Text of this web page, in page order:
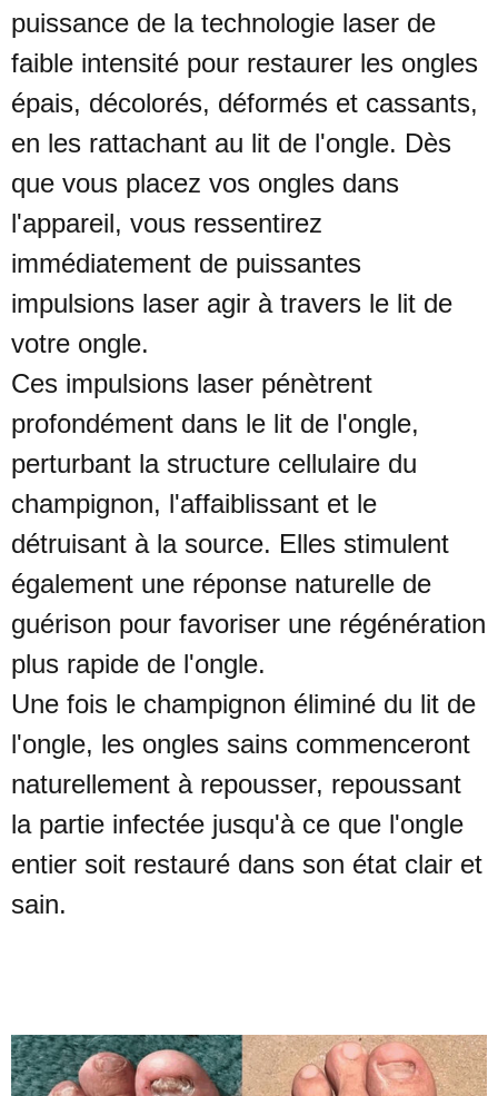
puissance de la technologie laser de
faible intensité pour restaurer les ongles
épais, décolorés, déformés et cassants,
en les rattachant au lit de l'ongle. Dès
que vous placez vos ongles dans
l'appareil, vous ressentirez
immédiatement de puissantes
impulsions laser agir à travers le lit de
votre ongle.
Ces impulsions laser pénètrent
profondément dans le lit de l'ongle,
perturbant la structure cellulaire du
champignon, l'affaiblissant et le
détruisant à la source. Elles stimulent
également une réponse naturelle de
guérison pour favoriser une régénération
plus rapide de l'ongle.
Une fois le champignon éliminé du lit de
l'ongle, les ongles sains commenceront
naturellement à repousser, repoussant
la partie infectée jusqu'à ce que l'ongle
entier soit restauré dans son état clair et
sain.